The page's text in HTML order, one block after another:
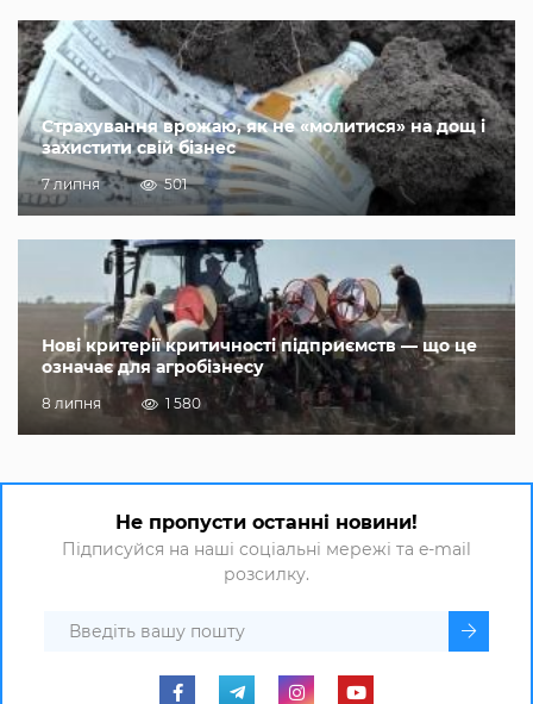
Страхування врожаю, як не «молитися» на дощ і
захистити свій бізнес
7 липня 501
Нові критерії критичності підприємств — що це
означає для агробізнесу
8 липня 1 580
Не пропусти останні новини!
Підписуйся на наші соціальні мережі та e-mail
розсилку.